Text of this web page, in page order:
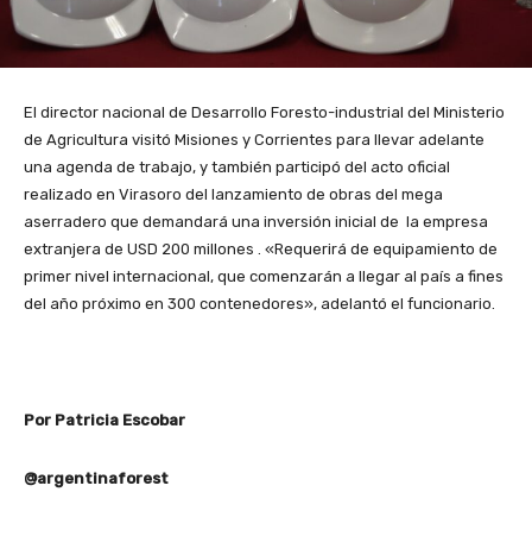
El director nacional de Desarrollo Foresto-industrial del Ministerio
de Agricultura visitó Misiones y Corrientes para llevar adelante
una agenda de trabajo, y también participó del acto oficial
realizado en Virasoro del lanzamiento de obras del mega
aserradero que demandará una inversión inicial de la empresa
extranjera de USD 200 millones . «Requerirá de equipamiento de
primer nivel internacional, que comenzarán a llegar al país a fines
del año próximo en 300 contenedores», adelantó el funcionario.
Por Patricia Escobar
@argentinaforest